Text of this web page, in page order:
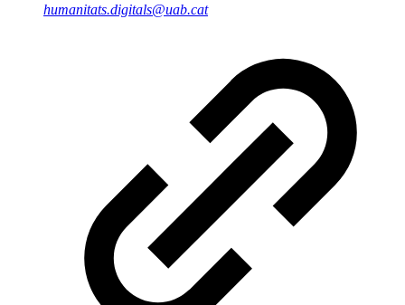
humanitats.digitals@uab.cat